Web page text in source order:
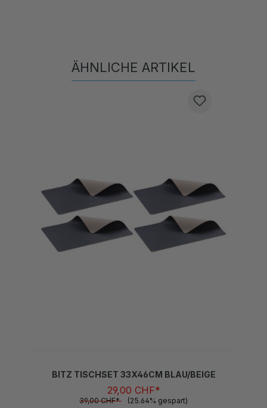
Produktgalerie überspringen
29,00 CHF*
39,00 CHF* (25.64% gespart)